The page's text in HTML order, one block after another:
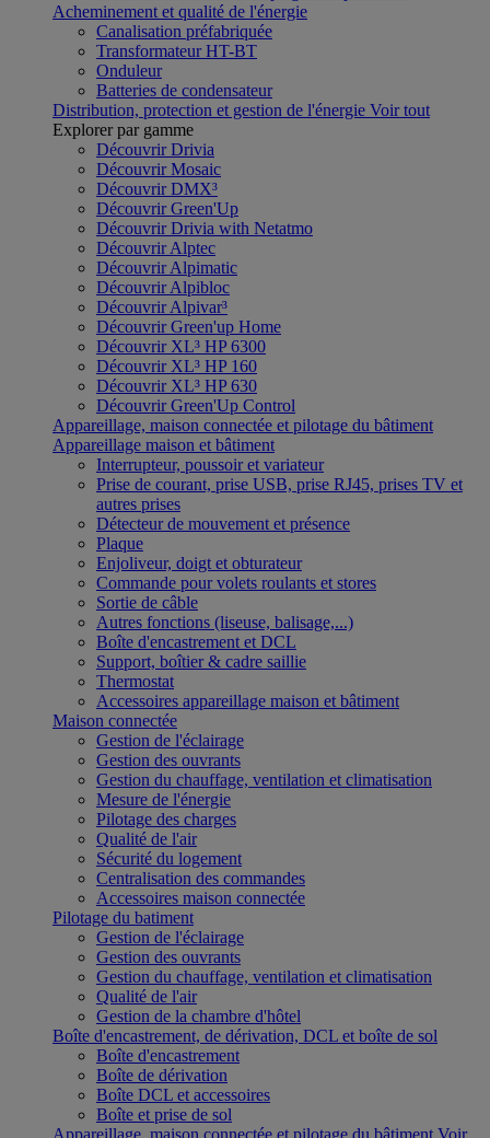
Acheminement et qualité de l'énergie
Canalisation préfabriquée
Transformateur HT-BT
Onduleur
Batteries de condensateur
Distribution, protection et gestion de l'énergie Voir tout
Explorer par gamme
Découvrir Drivia
Découvrir Mosaic
Découvrir DMX³
Découvrir Green'Up
Découvrir Drivia with Netatmo
Découvrir Alptec
Découvrir Alpimatic
Découvrir Alpibloc
Découvrir Alpivar³
Découvrir Green'up Home
Découvrir XL³ HP 6300
Découvrir XL³ HP 160
Découvrir XL³ HP 630
Découvrir Green'Up Control
Appareillage, maison connectée et pilotage du bâtiment
Appareillage maison et bâtiment
Interrupteur, poussoir et variateur
Prise de courant, prise USB, prise RJ45, prises TV et
autres prises
Détecteur de mouvement et présence
Plaque
Enjoliveur, doigt et obturateur
Commande pour volets roulants et stores
Sortie de câble
Autres fonctions (liseuse, balisage,...)
Boîte d'encastrement et DCL
Support, boîtier & cadre saillie
Thermostat
Accessoires appareillage maison et bâtiment
Maison connectée
Gestion de l'éclairage
Gestion des ouvrants
Gestion du chauffage, ventilation et climatisation
Mesure de l'énergie
Pilotage des charges
Qualité de l'air
Sécurité du logement
Centralisation des commandes
Accessoires maison connectée
Pilotage du batiment
Gestion de l'éclairage
Gestion des ouvrants
Gestion du chauffage, ventilation et climatisation
Qualité de l'air
Gestion de la chambre d'hôtel
Boîte d'encastrement, de dérivation, DCL et boîte de sol
Boîte d'encastrement
Boîte de dérivation
Boîte DCL et accessoires
Boîte et prise de sol
Appareillage, maison connectée et pilotage du bâtiment Voir